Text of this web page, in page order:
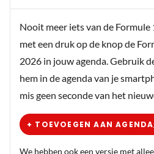
Nooit meer iets van de Formule
met een druk op de knop de
2026 in jouw agenda. Gebruik
hem in de agenda van je
mis geen seconde van het
+ TOEVOEGEN AAN AGENDA
We hebben ook een versie met